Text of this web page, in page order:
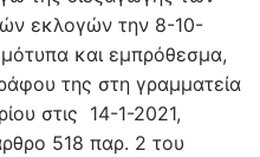
εκλογών την 8-10-
και εμπρόθεσμα,
της στη γραμματεία
στις 14-1-2021,
518 παρ. 2 του